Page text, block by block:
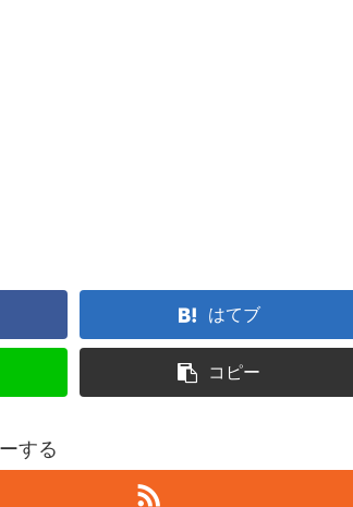
はてブ
コピー
する